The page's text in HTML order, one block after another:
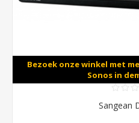
Bezoek onze winkel met
Sonos in
Sangean